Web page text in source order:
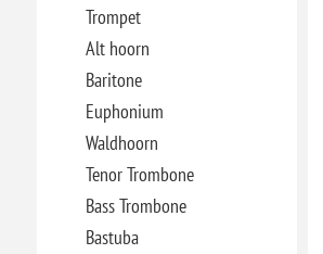
Trompet
Alt hoorn
Baritone
Euphonium
Waldhoorn
Tenor Trombone
Bass Trombone
Bastuba